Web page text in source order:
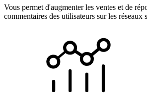
Vous permet d'augmenter les ventes et de
commentaires des utilisateurs sur les réseaux